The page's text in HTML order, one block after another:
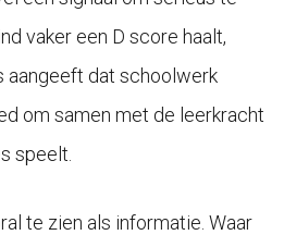
vaker een D score haalt,
aangeeft dat schoolwerk
om samen met de leerkracht
speelt.
te zien als informatie. Waar